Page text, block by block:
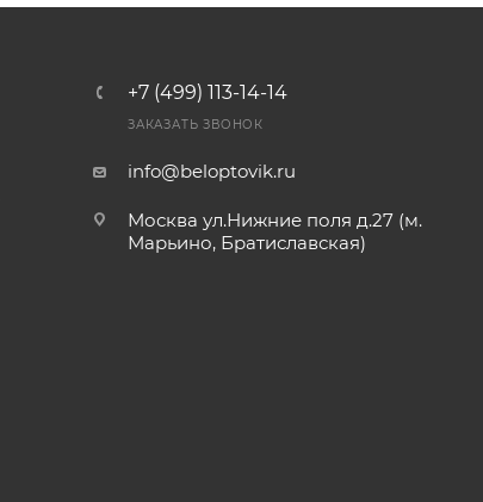
+7 (499) 113-14-14
ЗАКАЗАТЬ ЗВОНОК
info@beloptovik.ru
Москва ул.Нижние поля д.27 (м.
Марьино, Братиславская)